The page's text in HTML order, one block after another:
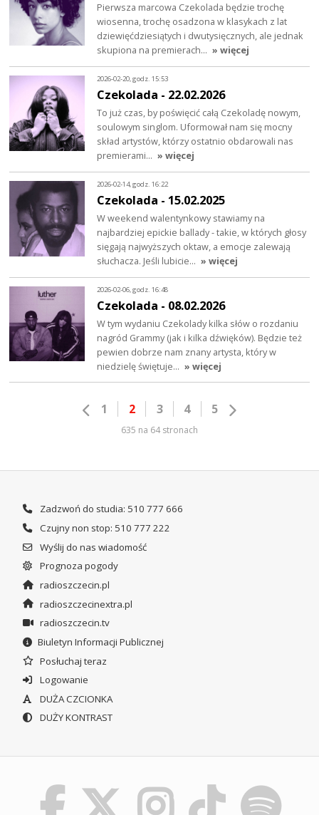
Pierwsza marcowa Czekolada będzie trochę
wiosenna, trochę osadzona w klasykach z lat
dziewięćdziesiątych i dwutysięcznych, ale jednak
skupiona na premierach… » więcej
2026-02-20, godz. 15:53
Czekolada - 22.02.2026
To już czas, by poświęcić całą Czekoladę nowym,
soulowym singlom. Uformował nam się mocny
skład artystów, którzy ostatnio obdarowali nas
premierami… » więcej
2026-02-14, godz. 16:22
Czekolada - 15.02.2025
W weekend walentynkowy stawiamy na
najbardziej epickie ballady - takie, w których głosy
sięgają najwyższych oktaw, a emocje zalewają
słuchacza. Jeśli lubicie… » więcej
2026-02-06, godz. 16:48
Czekolada - 08.02.2026
W tym wydaniu Czekolady kilka słów o rozdaniu
nagród Grammy (jak i kilka dźwięków). Będzie też
pewien dobrze nam znany artysta, który w
niedzielę świętuje… » więcej
1 2 3 4 5
635 na 64 stronach
Zadzwoń do studia: 510 777 666
Czujny non stop: 510 777 222
Wyślij do nas wiadomość
Prognoza pogody
radioszczecin.pl
radioszczecinextra.pl
radioszczecin.tv
Biuletyn Informacji Publicznej
Posłuchaj teraz
Logowanie
DUŻA CZCIONKA
DUŻY KONTRAST